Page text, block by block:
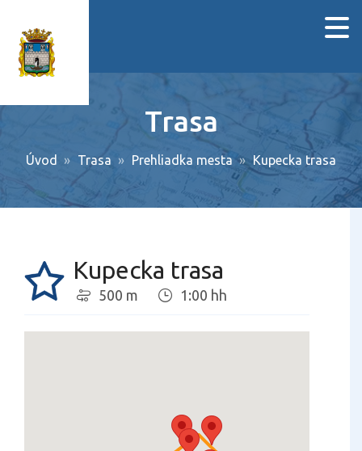
Trasa
Úvod Trasa Prehliadka mesta Kupecka trasa
Kupecka trasa
500 m 1:00 hh